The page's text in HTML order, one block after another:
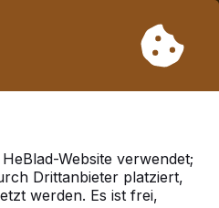
Sie daher längere
Website verwendet;
Drittanbieter platziert,
werden. Es ist frei,